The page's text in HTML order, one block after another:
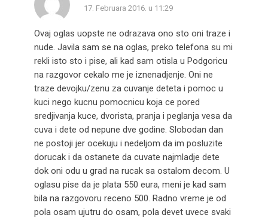
17. Februara 2016. u 11:29
Ovaj oglas uopste ne odrazava ono sto oni traze i
nude. Javila sam se na oglas, preko telefona su mi
rekli isto sto i pise, ali kad sam otisla u Podgoricu
na razgovor cekalo me je iznenadjenje. Oni ne
traze devojku/zenu za cuvanje deteta i pomoc u
kuci nego kucnu pomocnicu koja ce pored
sredjivanja kuce, dvorista, pranja i peglanja vesa da
cuva i dete od nepune dve godine. Slobodan dan
ne postoji jer ocekuju i nedeljom da im posluzite
dorucak i da ostanete da cuvate najmladje dete
dok oni odu u grad na rucak sa ostalom decom. U
oglasu pise da je plata 550 eura, meni je kad sam
bila na razgovoru receno 500. Radno vreme je od
pola osam ujutru do osam, pola devet uvece svaki